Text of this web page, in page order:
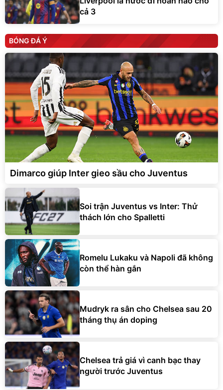
cả 3
BÓNG ĐÁ Ý
Dimarco giúp Inter gieo sầu cho Juventus
Soi trận Juventus vs Inter: Thử
thách lớn cho Spalletti
Romelu Lukaku và Napoli đã không
còn thể hàn gắn
Mudryk ra sân cho Chelsea sau 20
tháng thụ án doping
Chelsea trả giá vì canh bạc thay
người trước Juventus